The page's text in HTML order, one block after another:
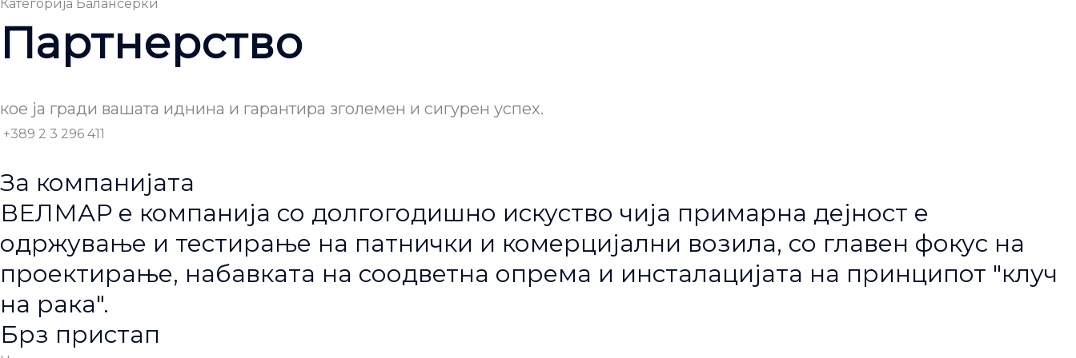
Категорија Балансерки
Партнерство
кое ја гради вашата иднина и гарантира зголемен и сигурен успех.
+389 2 3 296 411
За компанијата
ВЕЛМАР е компанија со долгогодишно искуство чија примарна дејност е
одржување и тестирање на патнички и комерцијални возила, со главен фокус на
проектирање, набавката на соодветна опрема и инсталацијата на принципот "клуч
на рака".
Брз пристап